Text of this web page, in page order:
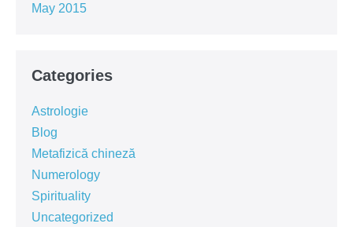
May 2015
Categories
Astrologie
Blog
Metafizică chineză
Numerology
Spirituality
Uncategorized